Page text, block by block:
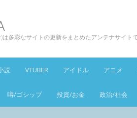
は多彩なサイトの更新をまとめたアンテナサイトで
説 VTUBER アイドル アニメ
噂/ゴシップ 投資/お金 政治/社会